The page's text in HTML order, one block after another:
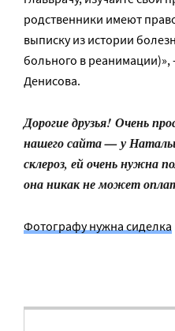
родственники имеют
выписку из истории
больного в
Денисова.
Дорогие друзья! Очень
нашего сайта — у
склероз, ей очень нужна
она никак не может
Фотографу нужна сиделка